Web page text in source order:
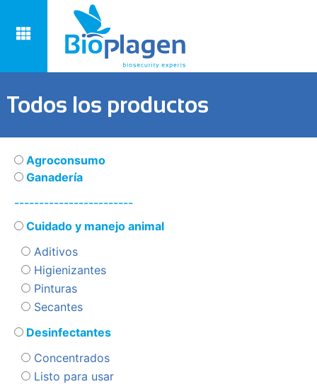
Todos los productos
Agroconsumo
Ganadería
------------------------
Cuidado y manejo animal
Aditivos
Higienizantes
Pinturas
Secantes
Desinfectantes
Concentrados
Listo para usar